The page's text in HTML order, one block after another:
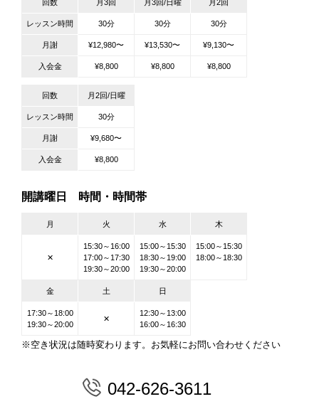
回数 月3回 月3回/日曜 月2回
レッスン時間 30分 30分 30分
月謝 ¥12,980〜 ¥13,530〜 ¥9,130〜
入会金 ¥8,800 ¥8,800 ¥8,800
回数 月2回/日曜
レッスン時間 30分
月謝 ¥9,680〜
入会金 ¥8,800
開講曜日 時間・時間帯
月 火 水 木
✕
15:30～16:00
17:00～17:30
19:30～20:00
15:00～15:30
18:30～19:00
19:30～20:00
15:00～15:30
18:00～18:30
金 土 日
17:30～18:00
19:30～20:00
✕
12:30～13:00
16:00～16:30
※空き状況は随時変わります。お気軽にお問い合わせください
042-626-3611